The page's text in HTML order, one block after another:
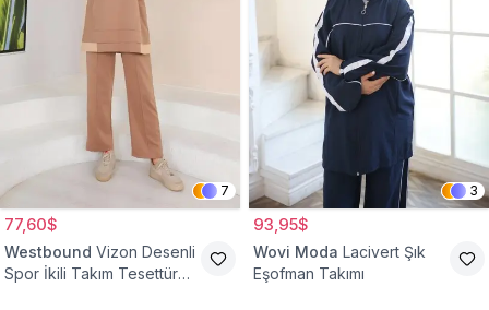
7
77,60$
Westbound Vizon Desenli
Spor İkili Takım Tesettür
3
93,95$
Wovi Moda Lacivert Şık
Eşofman Takımı